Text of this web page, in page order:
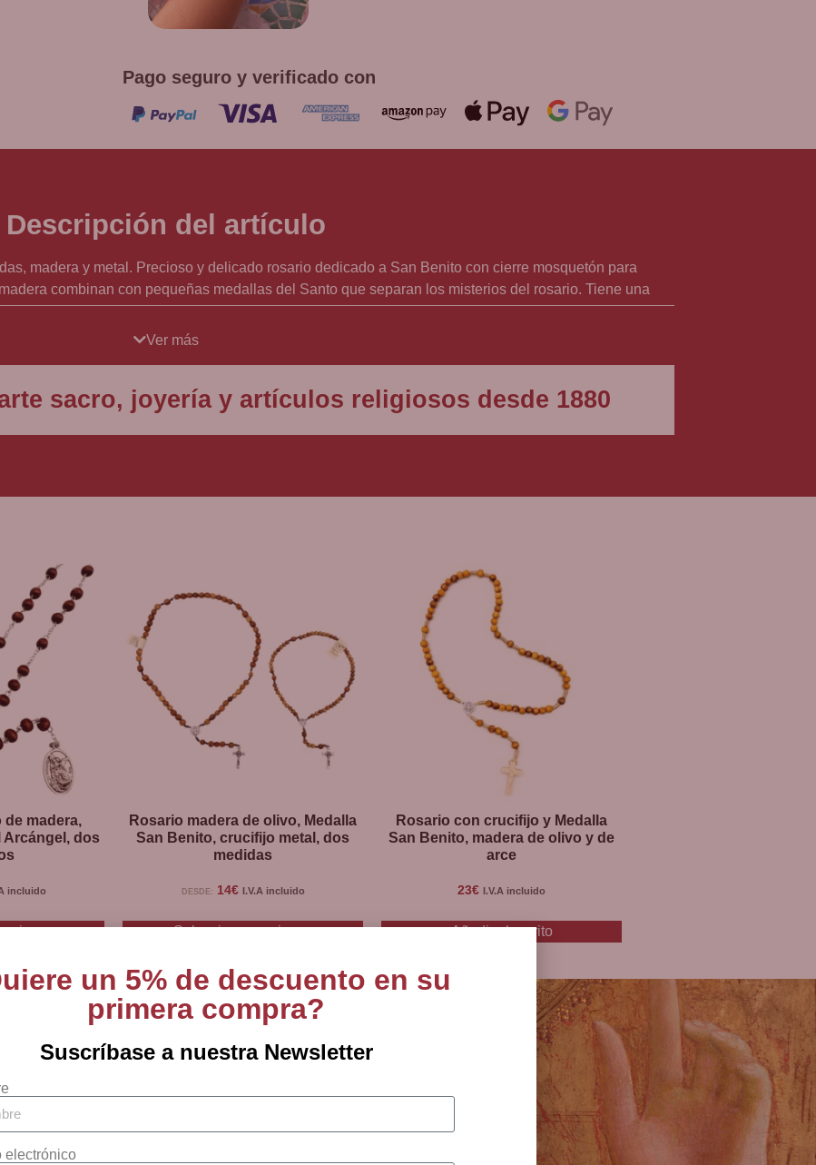
Pago seguro y verificado con
Descripción del artículo
madera y metal. Precioso y delicado rosario dedicado a San Benito con cierre mosquetón para
combinan con pequeñas medallas del Santo que separan los misterios del rosario. Tiene una
de San Benito gravada en la parte central. Hecho en los talleres de Italia. Disponible en BCB,
Ver más
sacro, joyería y artículos religiosos desde 1880
madera,
Arcángel, dos
incluido
Rosario madera de olivo, Medalla
San Benito, crucifijo metal, dos
medidas
DESDE: 14€ I.V.A incluido
Seleccionar opciones
Rosario con crucifijo y Medalla
San Benito, madera de olivo y de
arce
23€ I.V.A incluido
Añadir al carrito
un 5% de descuento en su
primera compra?
Suscríbase a nuestra Newsletter
electrónico